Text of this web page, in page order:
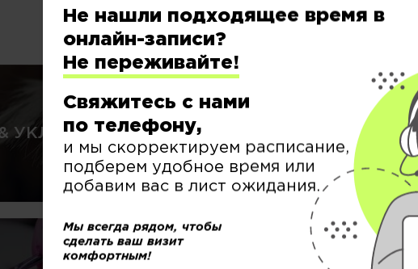
Цены на услуги в салоне красоты
УКЛАДКА
ОКРАШИВАНИЕ &
СТРУКТУРА
Не нашли подходящее время в
онлайн-записи?
Не переживайте!
Свяжитесь с нами
по телефону,
и мы скорректируем расписание,
подберем удобное время или
добавим вас в лист ожидания.
Мы всегда рядом, чтобы
сделать ваш визит
комфортным!